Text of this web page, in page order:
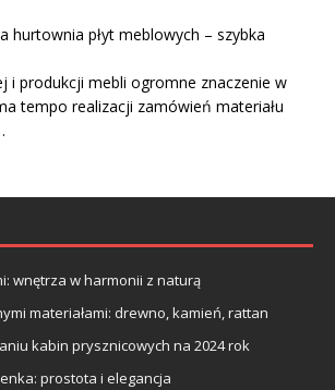
hurtownia płyt meblowych – szybka
i produkcji mebli ogromne znaczenie w
tempo realizacji zamówień materiału
wnętrza w harmonii z naturą
materiałami: drewno, kamień, rattan
kabin prysznicowych na 2024 rok
prostota i elegancja